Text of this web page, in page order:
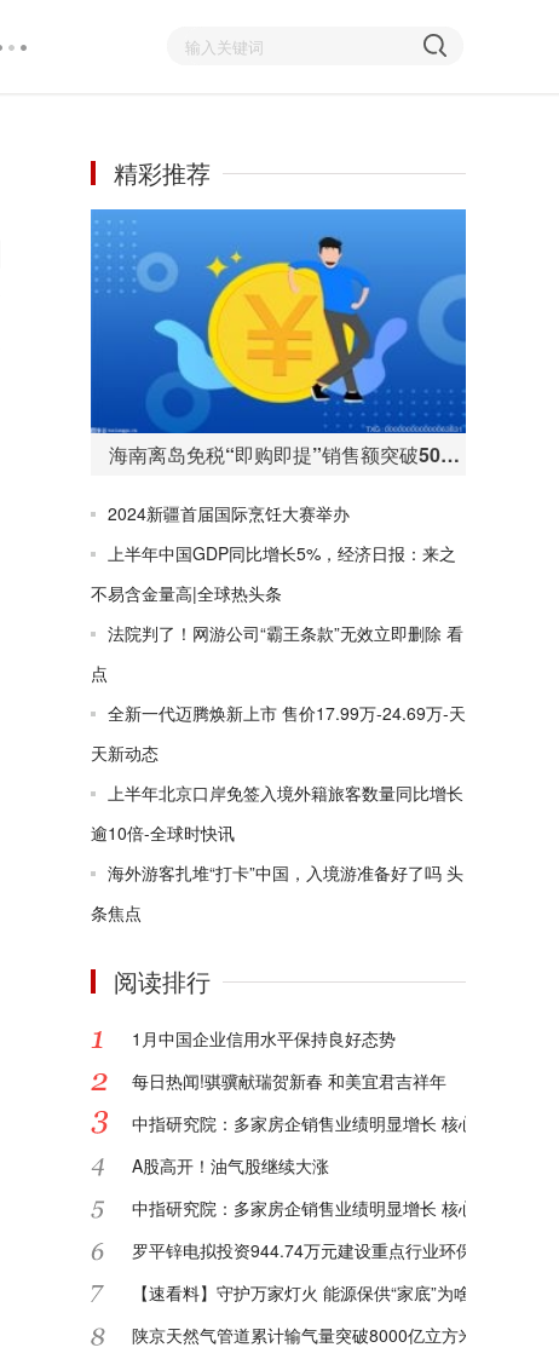
精彩推荐
海南离岛免税“即购即提”销售额突破50亿元 购物人数255万人次
2024新疆首届国际烹饪大赛举办
上半年中国GDP同比增长5%，经济日报：来之
不易含金量高|全球热头条
法院判了！网游公司“霸王条款”无效立即删除 看
点
全新一代迈腾焕新上市 售价17.99万-24.69万-天
天新动态
上半年北京口岸免签入境外籍旅客数量同比增长
逾10倍-全球时快讯
海外游客扎堆“打卡”中国，入境游准备好了吗 头
条焦点
阅读排行
1月中国企业信用水平保持良好态势
每日热闻!骐骥献瑞贺新春 和美宜君吉祥年
中指研究院：多家房企销售业绩明显增长 核心城市或迎"
A股高开！油气股继续大涨
中指研究院：多家房企销售业绩明显增长 核心城市或迎"
罗平锌电拟投资944.74万元建设重点行业环保绩效等级
【速看料】守护万家灯火 能源保供“家底”为啥足
陕京天然气管道累计输气量突破8000亿立方米|每日关注